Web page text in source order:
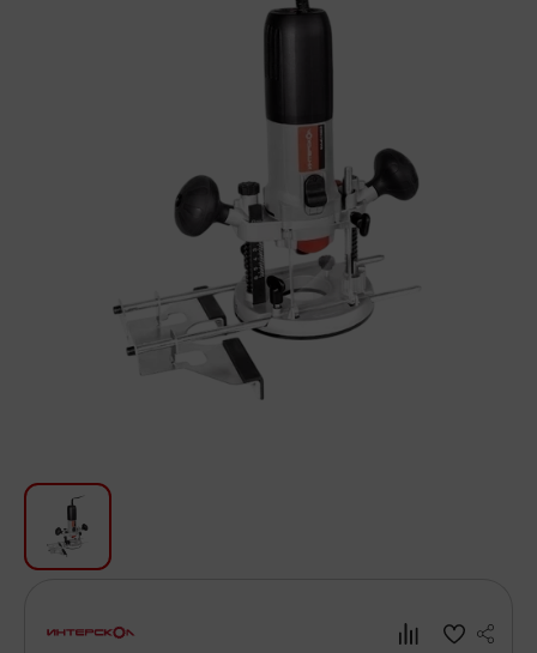
Ավտոմեքենաների աուդիոտեխնիկա
Սանկերամիկա
Տուն և այգի
Տեքստիլ
Սպասք